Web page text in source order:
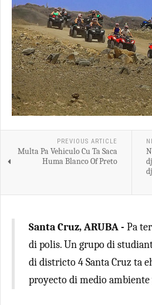
PREVIOUS ARTICLE
Multa Pa Vehiculo Cu Ta Saca
Huma Blanco Of Preto
Santa Cruz, ARUBA - Pa
di polis. Un grupo di
di districto 4 Santa Cruz ta
proyecto di medio ambiente